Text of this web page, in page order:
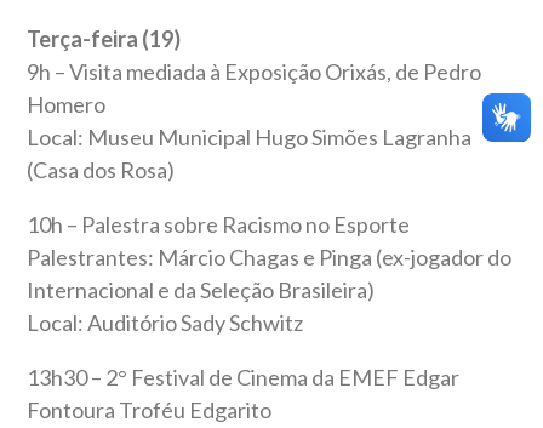
Terça-feira (19)
9h – Visita mediada à Exposição Orixás, de Pedro
Homero
Local: Museu Municipal Hugo Simões Lagranha
(Casa dos Rosa)
10h – Palestra sobre Racismo no Esporte
Palestrantes: Márcio Chagas e Pinga (ex-jogador do
Internacional e da Seleção Brasileira)
Local: Auditório Sady Schwitz
13h30 – 2° Festival de Cinema da EMEF Edgar
Fontoura Troféu Edgarito